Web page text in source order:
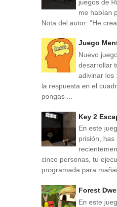
juegos de
me habían
Nota del autor: "He
Juego
Nuevo
desarrollar
adivinar los
la respuesta en el
pongas ...
Key 2
En este
prisión, has
cinco personas, tu
programada para
Forest
En este